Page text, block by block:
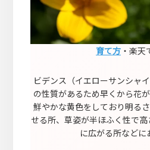
育て方 ・楽天
ビデンス（イエローサンシャ
の性質があるため早くから花
鮮やかな黄色をしており明る
せる所、草姿が半ほふく性で
に広がる所などに